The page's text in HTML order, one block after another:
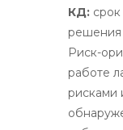
КД:
решения
Риск-
работе
рисками